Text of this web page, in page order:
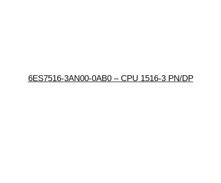
6ES7516-3AN00-0AB0 – CPU 1516-3 PN/DP